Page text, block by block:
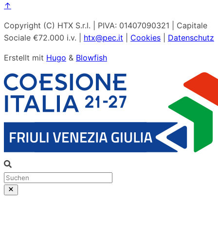
↑
Copyright (C) HTX S.r.l. | PIVA: 01407090321 | Capitale
Sociale €72.000 i.v. | htx@pec.it Cookies Datenschutz
Erstellt mit Hugo & Blowfish